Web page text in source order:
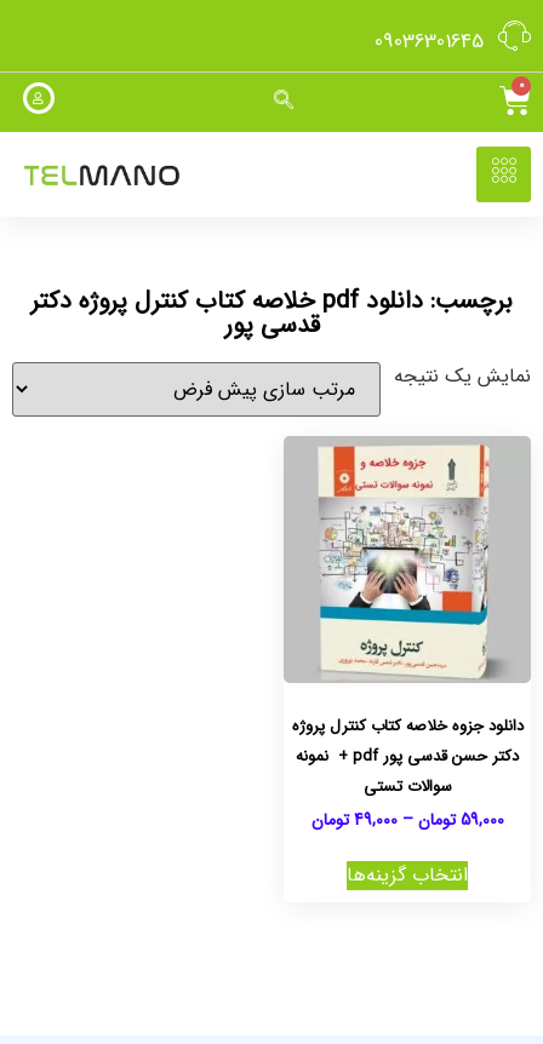
09036301645
0
برچسب: دانلود pdf خلاصه کتاب کنترل پروژه دکتر
قدسی پور
نمایش یک نتیجه
دانلود جزوه خلاصه کتاب کنترل پروژه
دکتر حسن قدسی پور pdf + نمونه
سوالات تستی
59,000 تومان –
49,000 تومان
انتخاب گزینه‌ها